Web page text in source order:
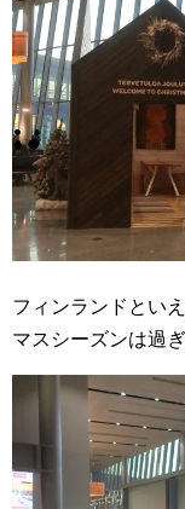
フィンランドとい
マスシーズンは過